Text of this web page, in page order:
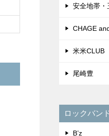
安全地帯・
CHAGE
米米CLUB
尾崎豊
ロックバン
B’z